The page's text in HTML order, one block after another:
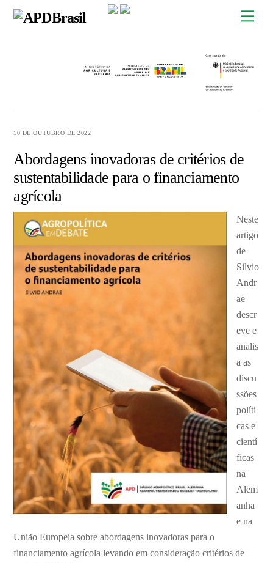
Skip
10 DE OUTUBRO DE 2022
Abordagens inovadoras de critérios de
sustentabilidade para o financiamento
agrícola
Neste
artigo
de
Silvio
Andr
ae
descr
eve e
analis
a as
discu
ssões
políti
cas e
cientí
ficas
na
Alem
anha
e na
União Europeia sobre abordagens inovadoras para o
financiamento agrícola levando em consideração critérios de